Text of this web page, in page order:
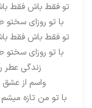
تو فقط باش فقط
با تو روزای
تو فقط باش فقط
با تو روزای
زندگی عطر
واسم از
با تو من تازه